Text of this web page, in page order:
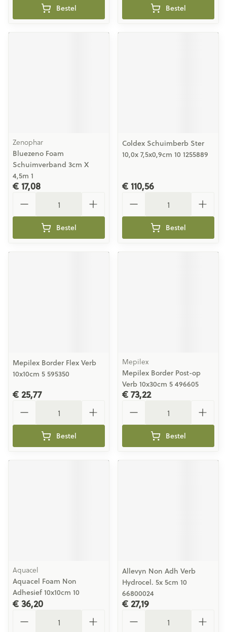
Bestel Bestel
Zenophar
Bluezeno Foam
Schuimverband 3cm X
4,5m 1
€ 17,08
Bestel
Coldex Schuimberb Ster
10,0x 7,5x0,9cm 10 1255889
€ 110,56
Bestel
Mepilex Border Flex Verb
10x10cm 5 595350
€ 25,77
Bestel
Mepilex
Mepilex Border Post-op
Verb 10x30cm 5 496605
€ 73,22
Bestel
Aquacel
Aquacel Foam Non
Adhesief 10x10cm 10
€ 36,20
Allevyn Non Adh Verb
Hydrocel. 5x 5cm 10
66800024
€ 27,19